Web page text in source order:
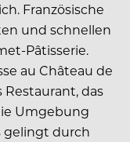
Französische
und schnellen
Pâtisserie.
au Château de
Restaurant, das
Umgebung
gelingt durch